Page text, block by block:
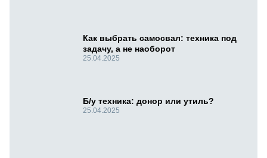
Как выбрать самосвал: техника под
задачу, а не наоборот
25.04.2025
Б/у техника: донор или утиль?
25.04.2025